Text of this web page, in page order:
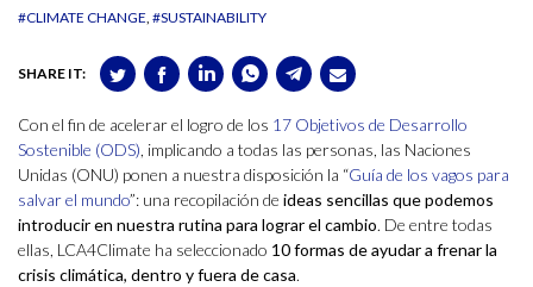
#CLIMATE CHANGE #SUSTAINABILITY
SHARE IT:
Con el fin de acelerar el logro de los 17 Objetivos de Desarrollo
Sostenible (ODS), implicando a todas las personas, las Naciones
Unidas (ONU) ponen a nuestra disposición la “Guía de los vagos para
salvar el mundo”: una recopilación de ideas sencillas que podemos
introducir en nuestra rutina para lograr el cambio. De entre todas
ellas, LCA4Climate ha seleccionado 10 formas de ayudar a frenar la
crisis climática, dentro y fuera de casa.